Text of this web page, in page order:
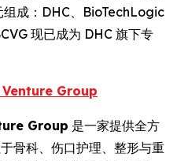
组成：DHC、BioTechLogic
现已成为 DHC 旗下专
Group
Group 是一家提供全方
骨科、伤口护理、整形与重